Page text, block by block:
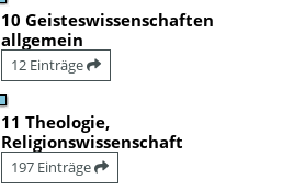
10 Geisteswissenschaften
allgemein
12 Einträge
11 Theologie,
Religionswissenschaft
197 Einträge